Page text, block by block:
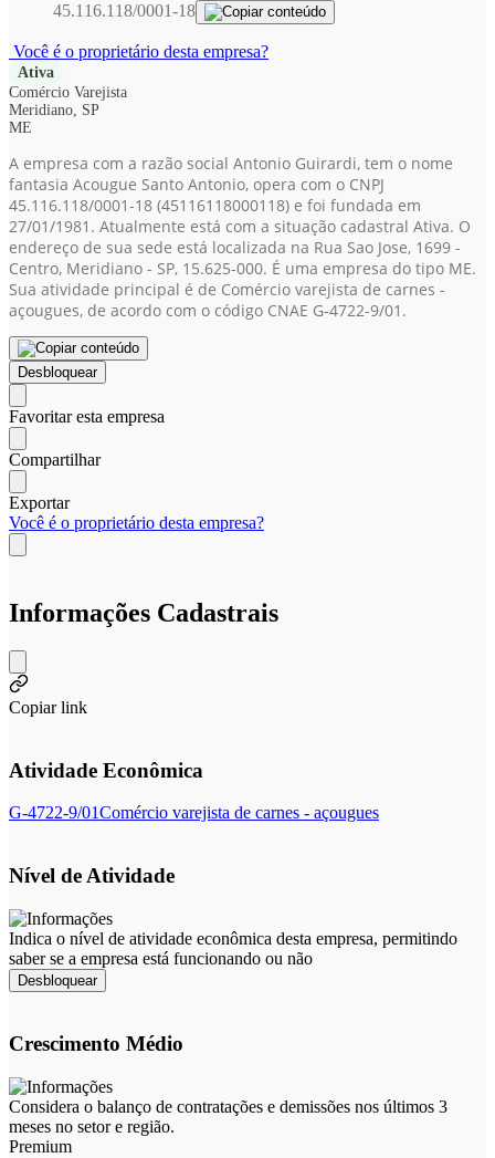
45.116.118/0001-18
Você é o proprietário desta empresa?
Ativa
Comércio Varejista
Meridiano, SP
ME
A empresa com a razão social Antonio Guirardi, tem o nome
fantasia Acougue Santo Antonio, opera com o CNPJ
45.116.118/0001-18 (45116118000118) e foi fundada em
27/01/1981. Atualmente está com a situação cadastral Ativa. O
endereço de sua sede está localizada na Rua Sao Jose, 1699 -
Centro, Meridiano - SP, 15.625-000. É uma empresa do tipo ME.
Sua atividade principal é de Comércio varejista de carnes -
açougues, de acordo com o código CNAE G-4722-9/01.
Desbloquear
Favoritar esta empresa
Compartilhar
Exportar
Você é o proprietário desta empresa?
Informações Cadastrais
Copiar link
Atividade Econômica
G-4722-9/01Comércio varejista de carnes - açougues
Nível de Atividade
Indica o nível de atividade econômica desta empresa, permitindo
saber se a empresa está funcionando ou não
Desbloquear
Crescimento Médio
Considera o balanço de contratações e demissões nos últimos 3
meses no setor e região.
Premium